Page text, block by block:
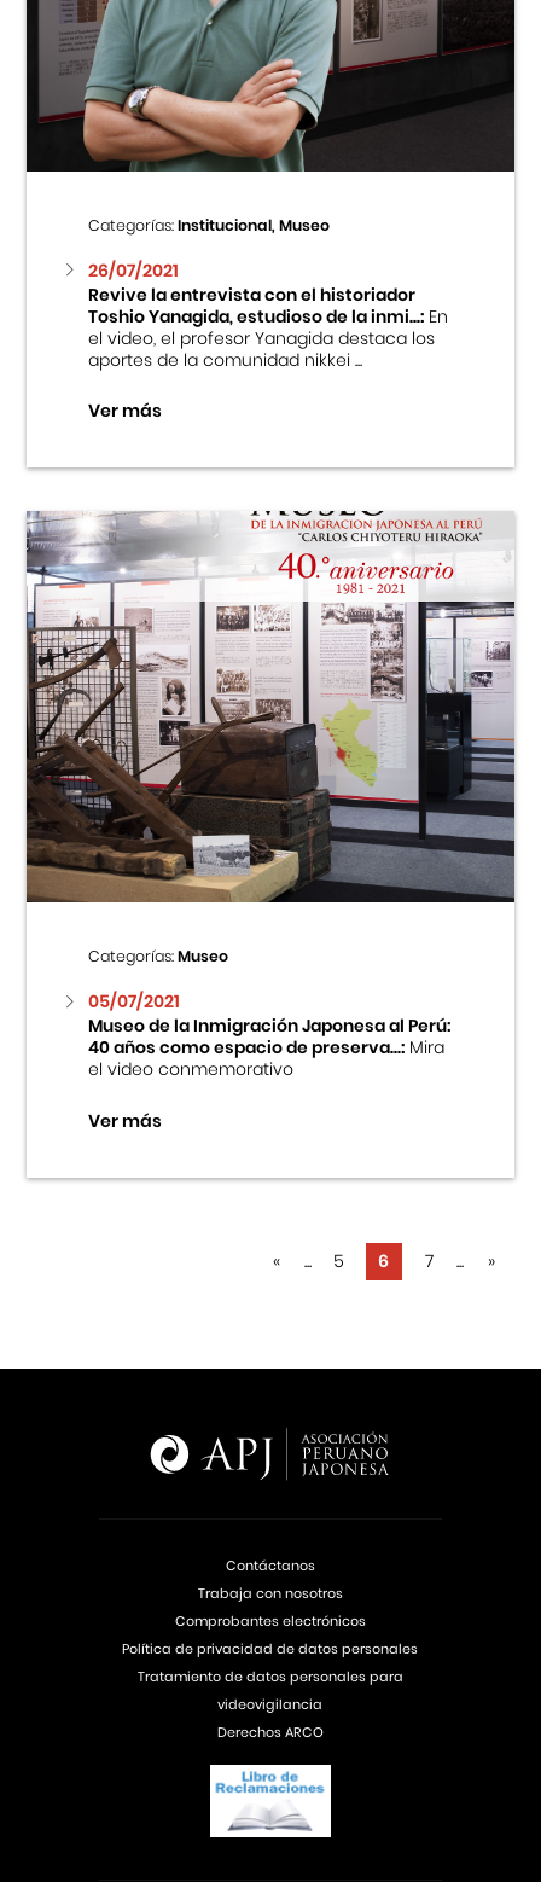
Categorías:Institucional, Museo
26/07/2021
Revive la entrevista con el historiador
Toshio Yanagida, estudioso de la inmi...:En
el video, el profesor Yanagida destaca los
aportes de la comunidad nikkei ...
Ver más
Categorías:Museo
05/07/2021
Museo de la Inmigración Japonesa al Perú:
40 años como espacio de preserva...:Mira
el video conmemorativo
Ver más
« ... 5 6 7 ... »
Contáctanos
Trabaja con nosotros
Comprobantes electrónicos
Política de privacidad de datos personales
Tratamiento de datos personales para
videovigilancia
Derechos ARCO